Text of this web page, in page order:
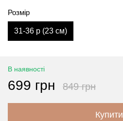
Розмір
31-36 р (23 см)
В наявності
699 грн 849 грн
Купити